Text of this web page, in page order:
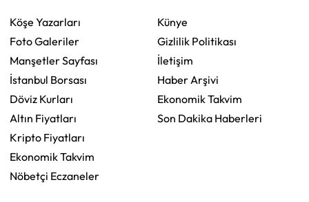
Köşe Yazarları
Foto Galeriler
Manşetler Sayfası
İstanbul Borsası
Döviz Kurları
Altın Fiyatları
Kripto Fiyatları
Ekonomik Takvim
Nöbetçi Eczaneler
Künye
Gizlilik Politikası
İletişim
Haber Arşivi
Ekonomik Takvim
Son Dakika Haberleri